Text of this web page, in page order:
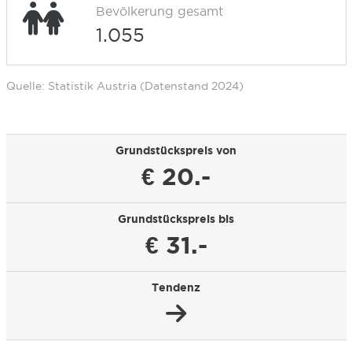
Bevölkerung gesamt
1.055
Quelle: Statistik Austria (Datenstand 2024)
Grundstückspreis von
€ 20.-
Grundstückspreis bis
€ 31.-
Tendenz